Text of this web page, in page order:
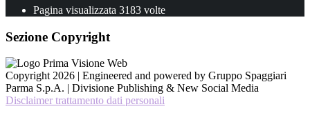
Pagina visualizzata 3183 volte
Sezione Copyright
Copyright 2026 | Engineered and powered by Gruppo Spaggiari
Parma S.p.A. | Divisione Publishing & New Social Media
Disclaimer trattamento dati personali